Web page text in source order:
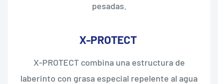
pesadas.
X-PROTECT
X-PROTECT combina una estructura de
laberinto con grasa especial repelente al agua